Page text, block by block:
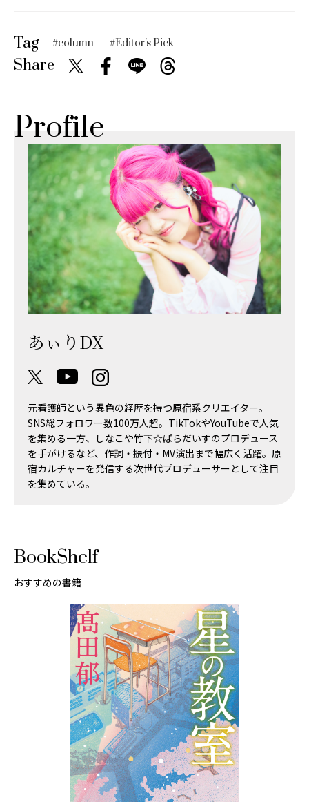
Tag #column #Editor's Pick
Share
Profile
あぃりDX
元看護師という異色の経歴を持つ原宿系クリエイター。
SNS総フォロワー数100万人超。TikTokやYouTubeで人気
を集める一方、しなこや竹下☆ぱらだいすのプロデュース
を手がけるなど、作詞・振付・MV演出まで幅広く活躍。原
宿カルチャーを発信する次世代プロデューサーとして注目
を集めている。
BookShelf
おすすめの書籍